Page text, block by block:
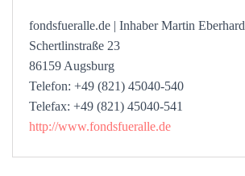
fondsfueralle.de | Inhaber Martin Eberhard
Schertlinstraße 23
86159 Augsburg
Telefon: +49 (821) 45040-540
Telefax: +49 (821) 45040-541
http://www.fondsfueralle.de